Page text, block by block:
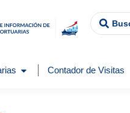
Contador de Visitas